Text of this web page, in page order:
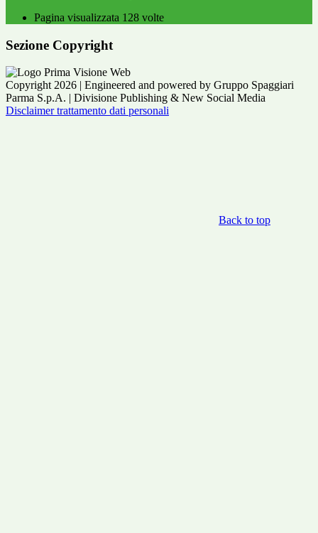
Pagina visualizzata 128 volte
Sezione Copyright
Copyright 2026 | Engineered and powered by Gruppo Spaggiari
Parma S.p.A. | Divisione Publishing & New Social Media
Disclaimer trattamento dati personali
Back to top